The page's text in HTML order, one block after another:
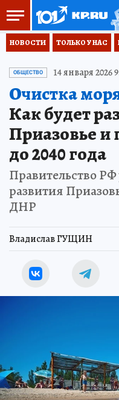
НОВОСТИ ТОЛЬКО У НАС
ОБЩЕСТВО 14 января 2026
Очистка
Как будет
Приазовье
до 2040 года
Правительство
развития
ДНР
Владислав ГУЩИН